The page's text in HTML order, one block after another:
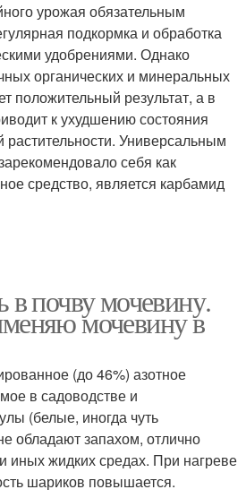
урожая обязательным
подкормка и обработка
удобрениями. Однако
органических и минеральных
положительный результат, а в
к ухудшению состояния
растительности. Универсальным
себя как
средство, является карбамид
в почву мочевину.
мочевину в
(до 46%) азотное
в садоводстве и
(белые, иногда чуть
обладают запахом, отлично
иных жидких средах. При нагреве
шариков повышается.